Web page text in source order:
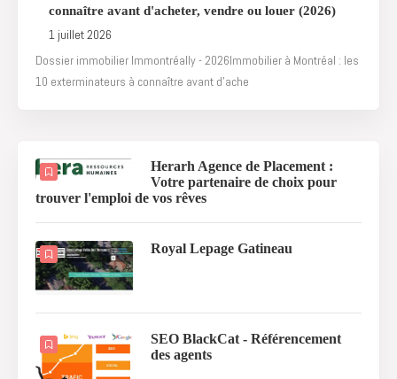
connaître avant d'acheter, vendre ou louer (2026)
1 juillet 2026
Dossier immobilier Immontréally - 2026Immobilier à Montréal : les
10 exterminateurs à connaître avant d'ache
Herarh Agence de Placement :
Votre partenaire de choix pour
trouver l'emploi de vos rêves
Royal Lepage Gatineau
SEO BlackCat - Référencement
des agents